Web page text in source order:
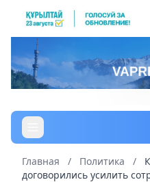
Главная / Политика /
договорились усилить